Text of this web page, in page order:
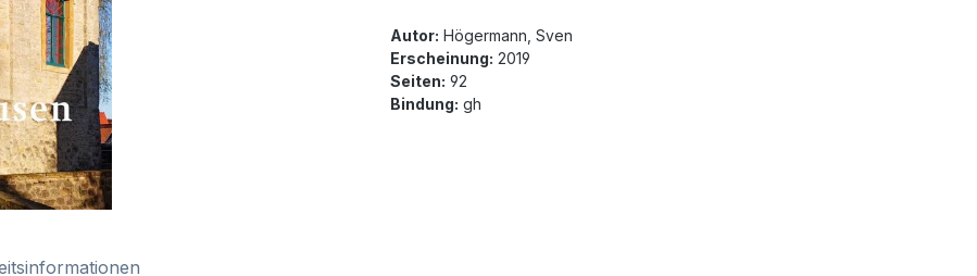
Autor: Högermann, Sven
Erscheinung: 2019
Seiten: 92
Bindung: gh